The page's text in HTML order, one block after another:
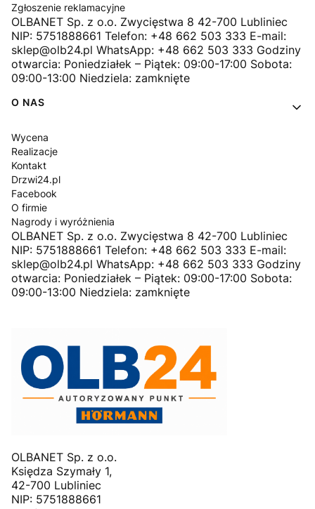
Zgłoszenie reklamacyjne
OLBANET Sp. z o.o. Zwycięstwa 8 42-700 Lubliniec
NIP: 5751888661 Telefon: +48 662 503 333 E-mail:
sklep@olb24.pl WhatsApp: +48 662 503 333 Godziny
otwarcia: Poniedziałek – Piątek: 09:00-17:00 Sobota:
09:00-13:00 Niedziela: zamknięte
O NAS
Wycena
Realizacje
Kontakt
Drzwi24.pl
Facebook
O firmie
Nagrody i wyróżnienia
OLBANET Sp. z o.o. Zwycięstwa 8 42-700 Lubliniec
NIP: 5751888661 Telefon: +48 662 503 333 E-mail:
sklep@olb24.pl WhatsApp: +48 662 503 333 Godziny
otwarcia: Poniedziałek – Piątek: 09:00-17:00 Sobota:
09:00-13:00 Niedziela: zamknięte
OLBANET Sp. z o.o.
Księdza Szymały 1,
42-700 Lubliniec
NIP: 5751888661